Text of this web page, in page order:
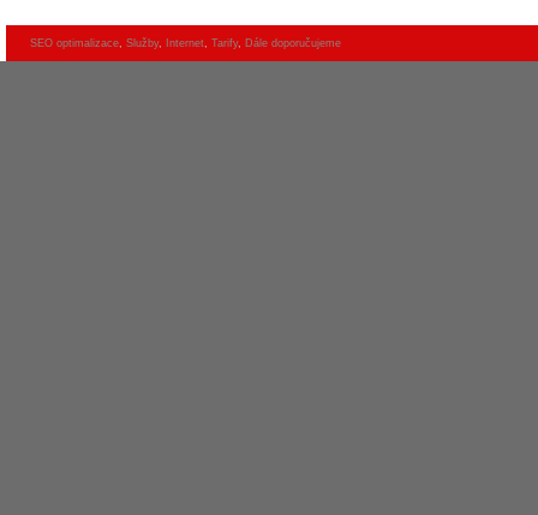
SEO optimalizace Služby, Internet Tarify, Dále doporučujeme